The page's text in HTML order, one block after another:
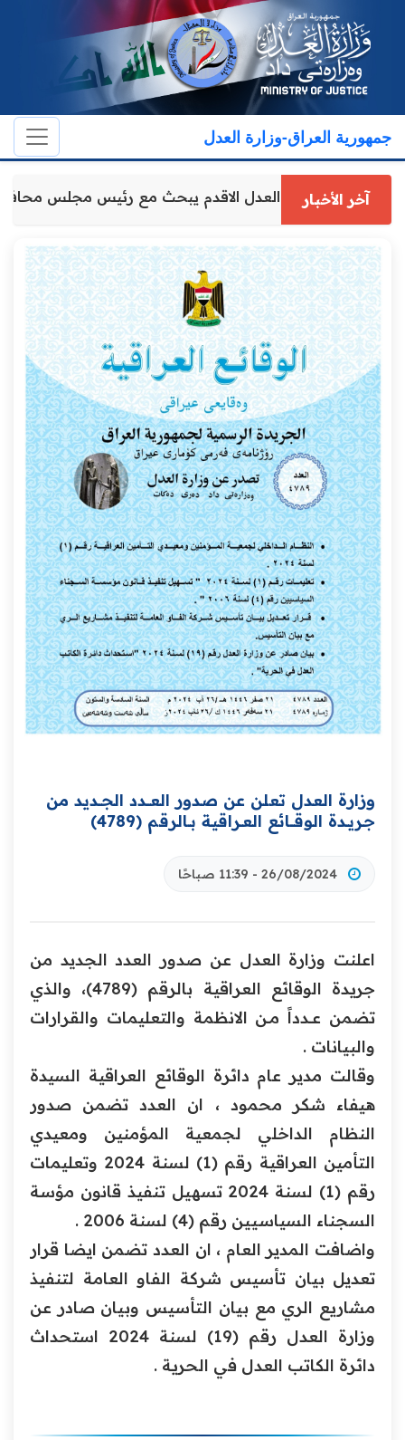
جمهورية العراق-وزارة العدل
آخر الأخباروكيل وزارة العدل الاقدم يبحث مع رئيس مجلس
وزارة العدل تعلن عن صدور العــــدد الجـــديد من
جـريــدة ‏الوقــــائع العــراقية بــالرقم (4789)‏
26/08/2024 - 11:39 صباحًا
اعلنت وزارة العدل عن صدور العدد الجديد من
جريدة ‏‏الوقائع العراقية بالرقم (4789)، والذي
تضمن عـــدداً مــن الانظمة والتعليمات والقرارات
والبيانات .
وقالت مدير عام دائرة الوقائع العراقية السيدة
هيفاء شكر محمود ، ان العدد تضمن صدور
النظام الداخلي لجمعية المؤمنين ومعيدي
التأمين العراقية رقم (1) لسنة 2024 وتعليمات
رقم (1) لسنة 2024 تسهيل تنفيذ قانون مؤسة
السجناء السياسيين رقم (4) لسنة 2006 .
واضافت المدير العام ، ان العدد تضمن ايضا قرار
تعديل بيان تأسيس شركة الفاو العامة لتنفيذ
مشاريع الري مع بيان التأسيس وبيان صادر عن
وزارة العدل رقم (19) لسنة 2024 استحداث
دائرة الكاتب العدل في الحرية .